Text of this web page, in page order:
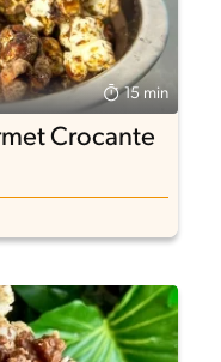
15 min
Crocante